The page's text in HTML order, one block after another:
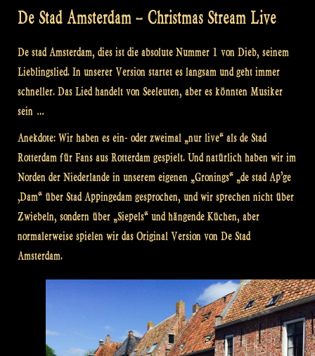
De Stad Amsterdam – Christmas Stream Live
De stad Amsterdam, dies ist die absolute Nummer 1 von Dieb, seinem
Lieblingslied. In unserer Version startet es langsam und geht immer
schneller. Das Lied handelt von Seeleuten, aber es könnten Musiker
sein …
Anekdote: Wir haben es ein- oder zweimal „nur live“ als de Stad
Rotterdam für Fans aus Rotterdam gespielt. Und natürlich haben wir im
Norden der Niederlande in unserem eigenen „Gronings“ „de stad Ap’ge
‚Dam“ über Stad Appingedam gesprochen, und wir sprechen nicht über
Zwiebeln, sondern über „Siepels“ und hängende Küchen, aber
normalerweise spielen wir das Original Version von De Stad
Amsterdam.